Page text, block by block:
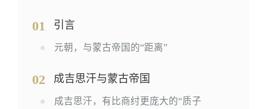
01 引言
元朝，与蒙古帝国的“距离”
02 成吉思汗与蒙古帝国
成吉思汗，有比商纣更庞大的“质子